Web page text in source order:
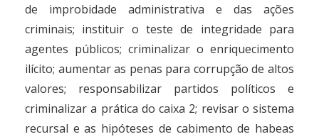
de improbidade administrativa e das ações
criminais; instituir o teste de integridade para
agentes públicos; criminalizar o enriquecimento
ilícito; aumentar as penas para corrupção de altos
valores; responsabilizar partidos políticos e
criminalizar a prática do caixa 2; revisar o sistema
recursal e as hipóteses de cabimento de habeas